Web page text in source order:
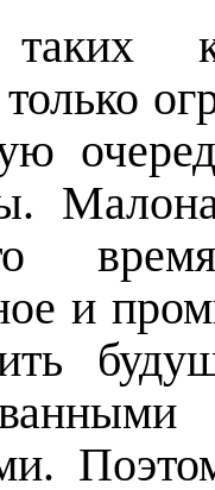
таких
и